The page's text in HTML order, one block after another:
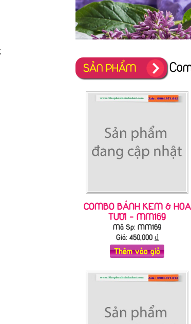
;
SẢN PHẨM
COMBO BÁNH KEM & HOA
TƯƠI - MM169
Mã Sp: MM169
Giá: 450,000₫
Thêm vào giỏ